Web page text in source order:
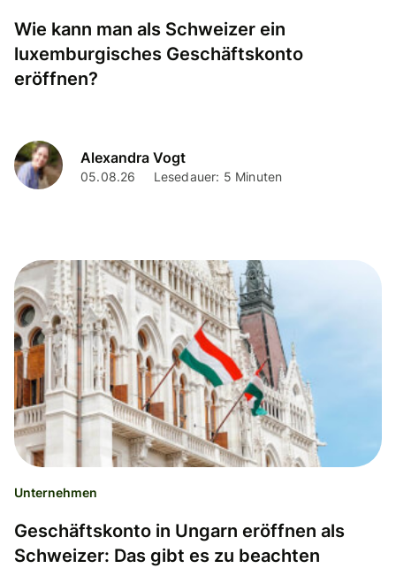
Wie kann man als Schweizer ein
luxemburgisches Geschäftskonto
eröffnen?
Alexandra Vogt
05.08.26 Lesedauer: 5 Minuten
Unternehmen
Geschäftskonto in Ungarn eröffnen als
Schweizer: Das gibt es zu beachten